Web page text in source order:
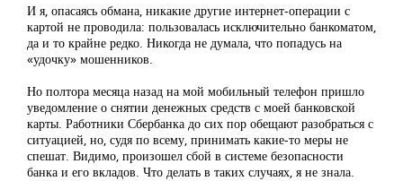
И я, опасаясь обмана, никакие другие интернет-операции с
картой не проводила: пользовалась исключительно банкоматом,
да и то крайне редко. Никогда не думала, что попадусь на
«удочку» мошенников.
Но полтора месяца назад на мой мобильный телефон пришло
уведомление о снятии денежных средств с моей банковской
карты. Работники Сбербанка до сих пор обещают разобраться с
ситуацией, но, судя по всему, принимать какие-то меры не
спешат. Видимо, произошел сбой в системе безопасности
банка и его вкладов. Что делать в таких случаях, я не знала.